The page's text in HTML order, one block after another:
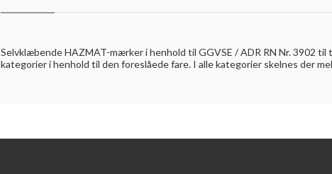
Selvklæbende HAZMAT-mærker i henhold til GGVSE / ADR RN Nr. 3902
kategorier i henhold til den foreslåede fare. I alle kategorier skelnes der